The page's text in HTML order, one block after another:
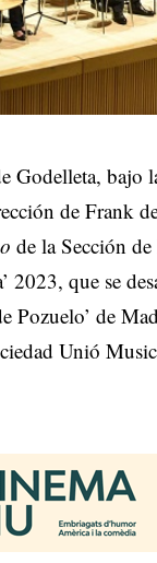
Godelleta, bajo
de Frank
de la Sección
2023, que se
Pozuelo’ de
Unió